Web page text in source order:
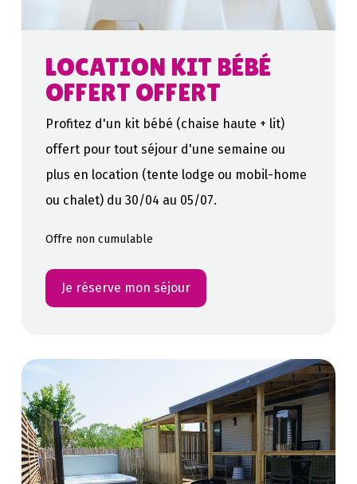
LOCATION KIT BÉBÉ
OFFERT OFFERT
Profitez d'un kit bébé (chaise haute + lit)
offert pour tout séjour d'une semaine ou
plus en location (tente lodge ou mobil-home
ou chalet) du 30/04 au 05/07.
Offre non cumulable
Je réserve mon séjour